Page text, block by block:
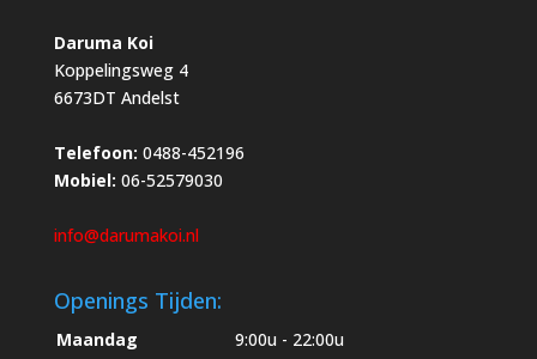
Daruma Koi
Koppelingsweg 4
6673DT Andelst
Telefoon: 0488-452196
Mobiel: 06-52579030
info@darumakoi.nl
Openings Tijden:
Maandag
9:00u - 22:00u